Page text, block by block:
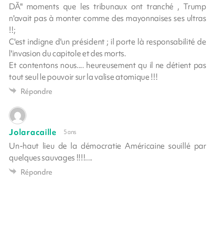
DÃ" moments que les tribunaux ont tranché , Trump
n'avait pas à monter comme des mayonnaises ses ultras
!!;
C'est indigne d'un président ; il porte là responsabilité de
l'invasion du capitole et des morts.
Et contentons nous.... heureusement qu il ne détient pas
tout seul le pouvoir sur la valise atomique !!!
Répondre
Jolaracaille 5 ans
Un-haut lieu de la démocratie Américaine souillé par
quelques sauvages !!!!....
Répondre